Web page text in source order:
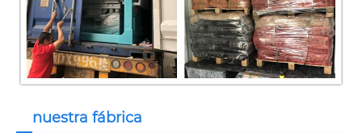
nuestra fábrica